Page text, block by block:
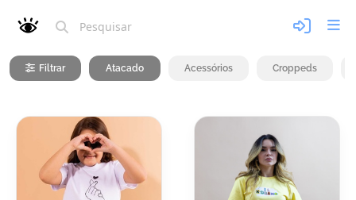
Filtrar Atacado Acessórios Croppeds